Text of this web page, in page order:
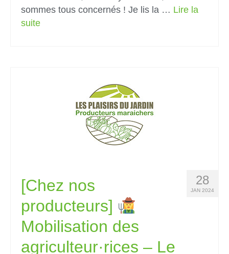
sommes tous concernés ! Je lis la … Lire la
suite­­
28
JAN 2024
[Chez nos
producteurs]
Mobilisation des
agriculteur·rices – Le